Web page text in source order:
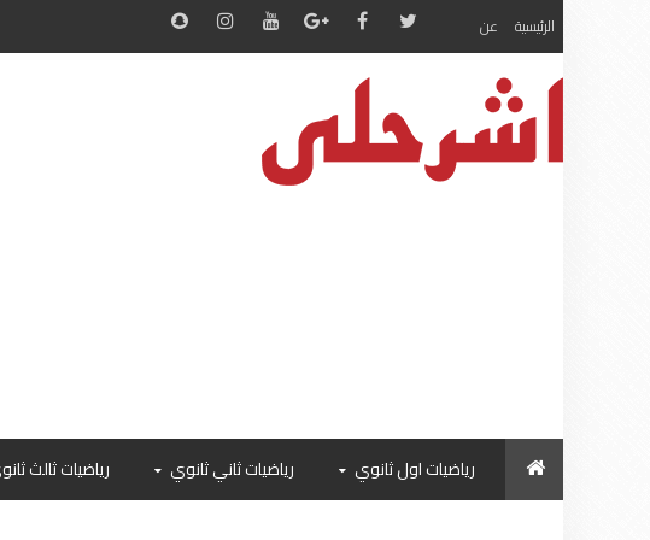
الرئيسية عن
رياضيات اول ثانوي رياضيات ثاني ثانوي رياضيات ثالث